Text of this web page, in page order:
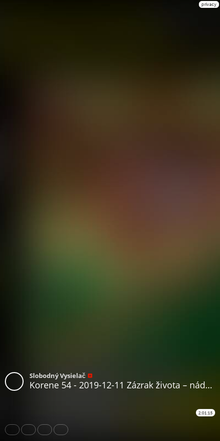
privacy
Slobodný Vysielač
Korene 54 - 2019-12-11 Zázrak života – nádej obrody...
2:01:15
Share Like